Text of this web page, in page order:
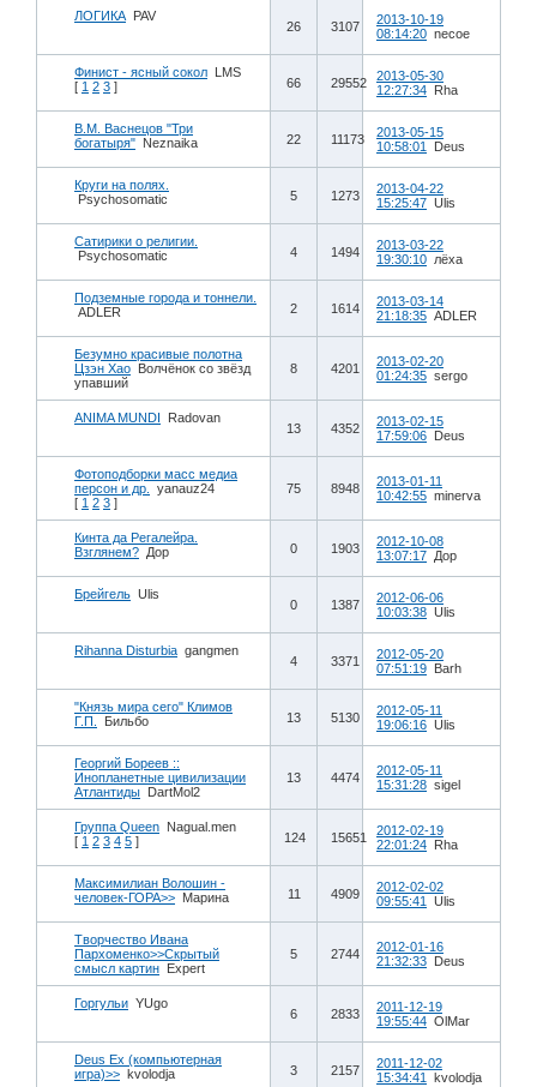
ЛОГИКА PAV
26 3107
2013-10-19
08:14:20 necoe
Финист - ясный сокол LMS
[ 1 2 3 ] 66 29552
2013-05-30
12:27:34 Rha
В.М. Васнецов "Три
богатыря" Neznaika 22 11173
2013-05-15
10:58:01
Deus
Круги на полях.
Psychosomatic
5 1273
2013-04-22
15:25:47 Ulis
Сатирики о религии.
Psychosomatic
4 1494
2013-03-22
19:30:10 лёха
Подземные города и тоннели.
ADLER
2 1614
2013-03-14
21:18:35 ADLER
Безумно красивые полотна
Цзэн Хао Волчёнок со звёзд
упавший
8 4201
2013-02-20
01:24:35 sergo
ANIMA MUNDI Radovan
13 4352
2013-02-15
17:59:06 Deus
Фотоподборки масс медиа
персон и др.
yanauz24
[ 1 2 3 ]
75 8948
2013-01-11
10:42:55 minerva
Кинта да Регалейра.
Взглянем? Дор 0 1903
2012-10-08
13:07:17 Дор
Брейгель Ulis
0 1387
2012-06-06
10:03:38 Ulis
Rihanna Disturbia gangmen
4 3371
2012-05-20
07:51:19 Barh
"Князь мира сего" Климов
Г.П.
Бильбо 13 5130
2012-05-11
19:06:16 Ulis
Георгий Бореев ::
Инопланетные цивилизации
Атлантиды DartMol2
13 4474
2012-05-11
15:31:28 sigel
Группа Queen Nagual.men
[ 1 2 3 4 5 ] 124 15651
2012-02-19
22:01:24 Rha
Максимилиан Волошин -
человек-ГОРА>> Марина 11 4909
2012-02-02
09:55:41
Ulis
Творчество Ивана
Пархоменко>>Скрытый
смысл картин Expert
5 2744
2012-01-16
21:32:33 Deus
Горгульи YUgo
6 2833
2011-12-19
19:55:44 OlMar
Deus Ex (компьютерная
игра)>> kvolodja 3 2157
2011-12-02
15:34:41
kvolodja